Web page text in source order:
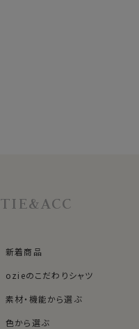
・イタリア北部ビ
。
機器を導入し、効
です。
は、このREDAの
至りました。
ャツ
TIE&ACC
新着商品
ozieのこだわりシャツ
素材・機能から選ぶ
色から選ぶ